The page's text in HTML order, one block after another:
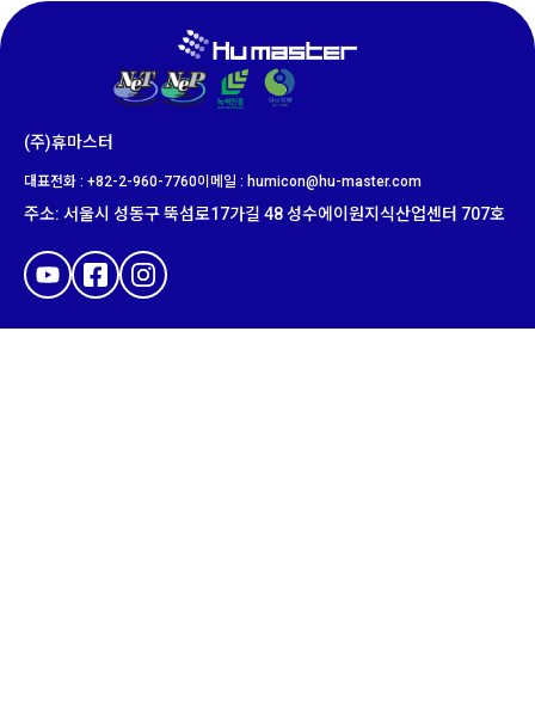
(주)휴마스터
대표전화 : +82-2-960-7760이메일 : humicon@hu-master.com​
주소: 서울시 성동구 뚝섬로17가길 48성수에이원지식산업센터 707호